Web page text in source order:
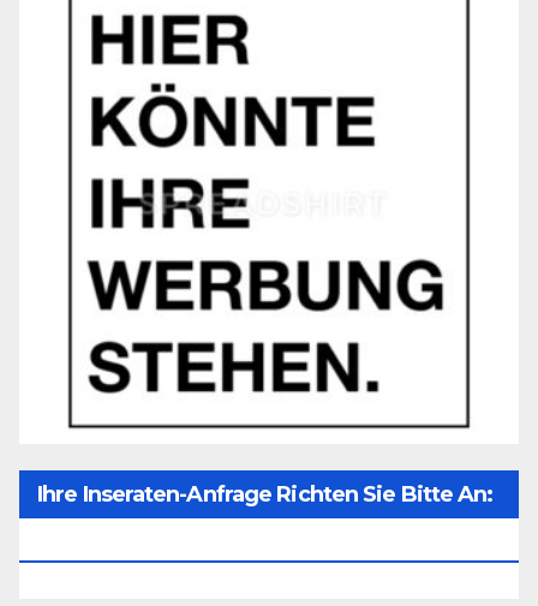
Ihre Inseraten-Anfrage Richten Sie Bitte An: